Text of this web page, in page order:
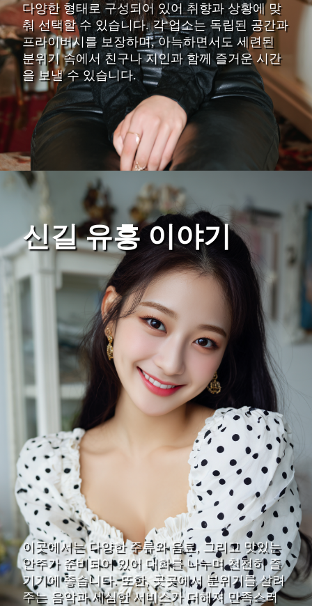
다양한 형태로 구성되어 있어 취향과 상황에 맞
춰 선택할 수 있습니다. 각 업소는 독립된 공간과
프라이버시를 보장하며, 아늑하면서도 세련된
분위기 속에서 친구나 지인과 함께 즐거운 시간
을 보낼 수 있습니다.
신길 유흥 이야기
이곳에서는 다양한 주류와 음료, 그리고 맛있는
안주가 준비되어 있어 대화를 나누며 천천히 즐
기기에 좋습니다. 또한, 곳곳에서 분위기를 살려
주는 음악과 세심한 서비스가 더해져 만족스러